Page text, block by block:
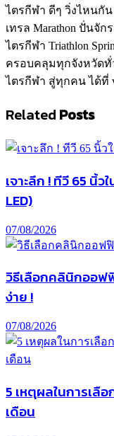
ไตรกีฬา ดีๆ วิ่งไหนกั
เทรล Marathon ปั่นจั
ไตรกีฬา Triathlon
ครอบคลุมทุกจังหวัดทั่
ไตรกีฬา สู่ทุกคน ได้ที่
Related Posts
เจาะลึก ! ทีวี 65 นิ้
LED)
07/08/2026
วิธีเลือกคลินิกออฟ
ง่าย !
07/08/2026
5 เหตุผลในการเลื
เดือน